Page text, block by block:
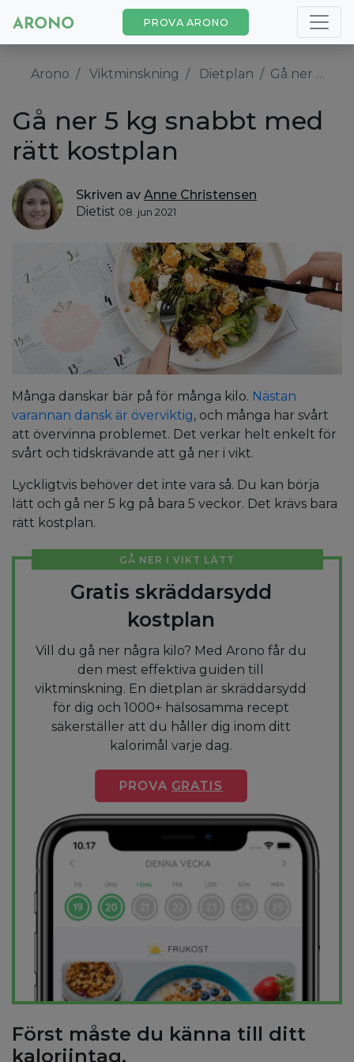
PROVA ARONO
Arono Viktminskning Dietplan Gå ner 5 kg snabbt med rätt kostplan
Gå ner 5 kg snabbt med
rätt kostplan
Skriven av Anne Christensen
Dietist 08. jun 2021
Många danskar bär på för många kilo. Nästan
varannan dansk är överviktig, och många har svårt
att övervinna problemet. Det verkar helt enkelt för
svårt och tidskrävande att gå ner i vikt.
Lyckligtvis behöver det inte vara så. Du kan börja
lätt och gå ner 5 kg på bara 5 veckor. Det krävs bara
rätt kostplan.
GÅ NER I VIKT LÄTT
Gratis skräddarsydd
kostplan
Vill du gå ner några kilo? Med Arono får du
den mest effektiva guiden till
viktminskning. En dietplan är skräddarsydd
för dig och 1000+ hälsosamma recept
säkerställer att du håller dig inom ditt
kalorimål varje dag.
PROVA GRATIS
Först måste du känna till ditt
kaloriintag.